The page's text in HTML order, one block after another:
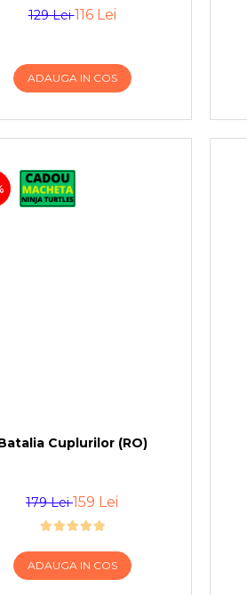
129 Lei116 Lei
ADAUGA IN COS
Cuplurilor (RO)
179 Lei159 Lei
ADAUGA IN COS